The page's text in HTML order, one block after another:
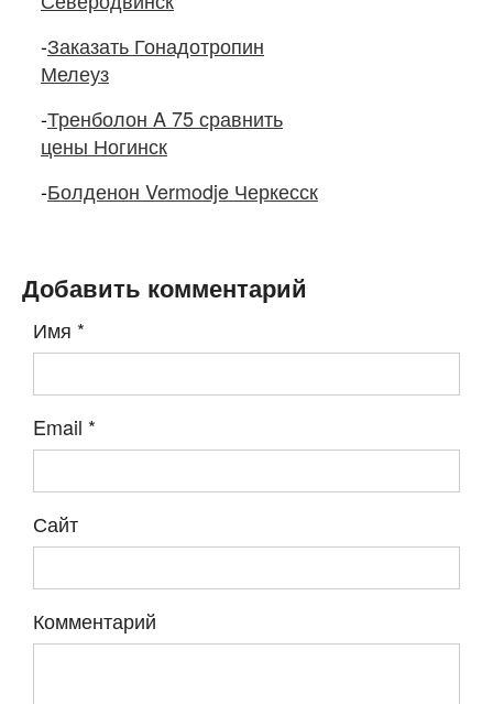
-Заказать Гонадотропин
Мелеуз
-Тренболон A 75 сравнить
цены Ногинск
-Болденон Vermodje Черкесск
Добавить комментарий
Имя *
Email *
Сайт
Комментарий